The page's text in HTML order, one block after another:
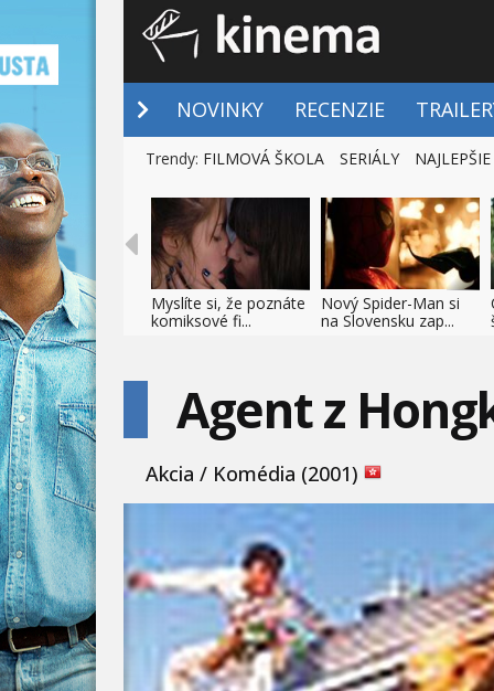
NOVINKY RECENZIE
Trendy: FILMOVÁ ŠKOLA SERIÁLY
Myslíte si, že poznáte
komiksové fi...
Nový Spider-Man si
na Slovensku zap...
Agent z
Akcia / Komédia (2001)